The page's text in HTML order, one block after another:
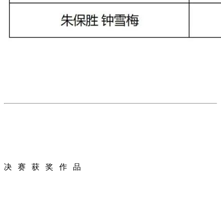
决 赛 获 奖 作 品